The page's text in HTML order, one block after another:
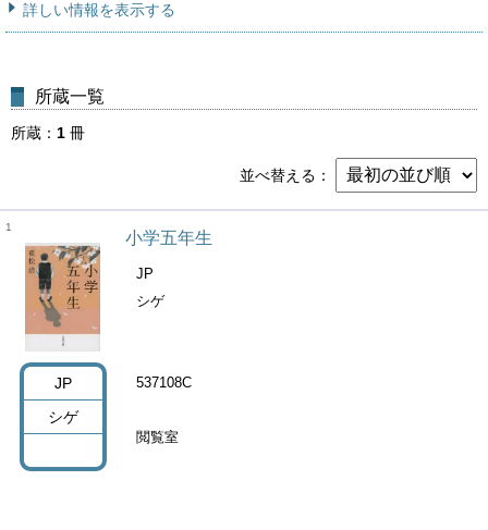
詳しい情報を表示する
所蔵一覧
所蔵 1 冊
並べ替える
1
JP
シゲ
小学五年生
JP
シゲ
537108C
閲覧室